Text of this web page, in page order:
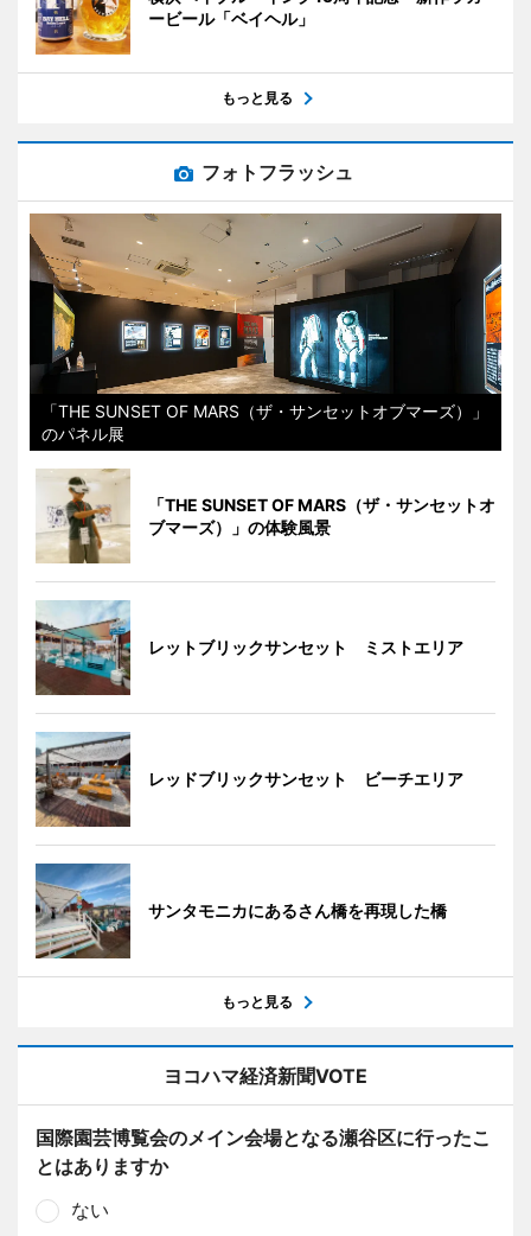
ービール「ベイヘル」
もっと見る
フォトフラッシュ
「THE SUNSET OF MARS（ザ・サンセットオブマーズ）」
のパネル展
「THE SUNSET OF MARS（ザ・サンセットオ
ブマーズ）」の体験風景
レットブリックサンセット ミストエリア
レッドブリックサンセット ビーチエリア
サンタモニカにあるさん橋を再現した橋
もっと見る
ヨコハマ経済新聞VOTE
国際園芸博覧会のメイン会場となる瀬谷区に行ったこ
とはありますか
ない